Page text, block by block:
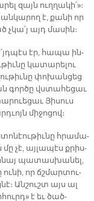
զայն ուղ­ղա­կի՛»։
ան­կա­րող է, քա­նի որ
այդ մա­սին։
էր, հա­պա ին­
կա­տա­րե­լու
փո­խան­ցեց
գոր­ծը վստա­հե­ցաւ
Յի­սուս
մի­ջո­ցով։
հրա­մա­
չէ, այ­լա­պէս քրիս­
պա­տաս­խա­նել,
որ ճշմար­տու­
Ան­շուշտ այս ալ
է եւ ծած­